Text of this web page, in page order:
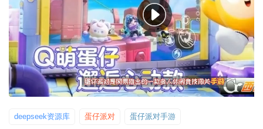
deepseek资源库 蛋仔派对 蛋仔派对手游